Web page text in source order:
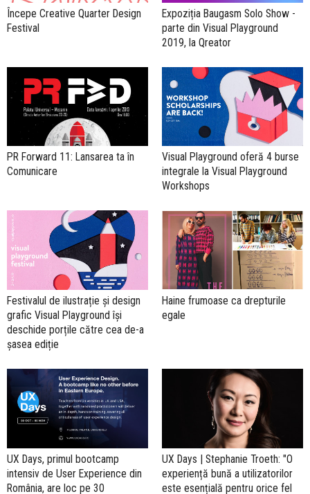
Începe Creative Quarter Design
Festival
Expoziția Baugasm Solo Show -
parte din Visual Playground
2019, la Qreator
PR Forward 11: Lansarea ta în
Comunicare
Visual Playground oferă 4 burse
integrale la Visual Playground
Workshops
Festivalul de ilustrație și design
grafic Visual Playground își
deschide porțile către cea de-a
șasea ediție
Haine frumoase ca drepturile
egale
UX Days, primul bootcamp
intensiv de User Experience din
România, are loc pe 30
UX Days | Stephanie Troeth: "O
experiență bună a utilizatorilor
este esențială pentru orice fel